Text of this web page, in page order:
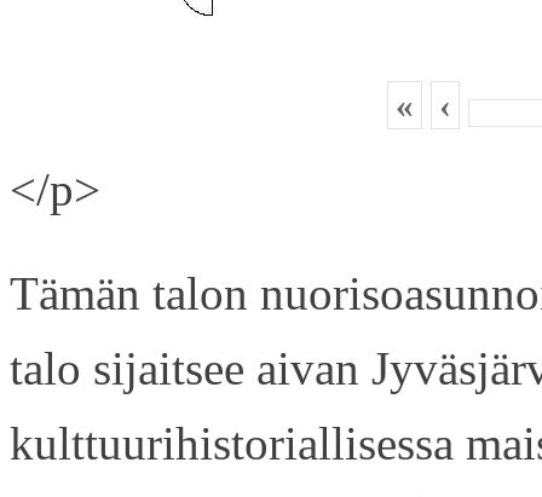
« ‹
</p>
Tämän talon
talo sijaitsee aivan
kulttuurihistoriallisessa